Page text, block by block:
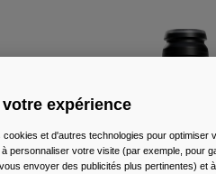
expérience
cookies et d'autres technologies pour optimiser
personnaliser votre visite (par exemple, pour
envoyer des publicités plus pertinentes) et